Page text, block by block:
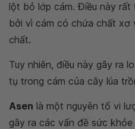
lột bỏ lớp cám. Điều này
bởi vì cám có chứa chất xơ
chất.
Tuy nhiên, điều này gây ra
tụ trong cám của cây lúa
Asen là một nguyên tố vi
gây ra các vấn đề sức